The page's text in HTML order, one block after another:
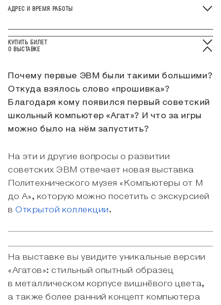
О ВЫСТАВКЕ
Почему первые ЭВМ были такими большими?
Откуда взялось слово «прошивка»?
Благодаря кому появился первый советский
школьный компьютер «Агат»? И что за игры
можно было на нём запустить?
На эти и другие вопросы о развитии
советских ЭВМ отвечает новая выставка
Политехнического музея «Компьютеры от М
до А», которую можно посетить с экскурсией
вОткрытой коллекции.
На выставке вы увидите уникальные версии
«Агатов»: стильный опытный образец
в металлическом корпусе вишнёвого цвета,
а также более ранний концепт компьютера
АДРЕС И ВРЕМЯ РАБОТЫ
КУПИТЬ БИЛЕТ